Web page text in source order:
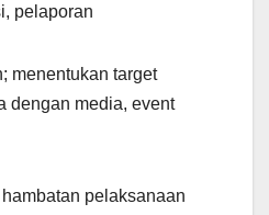
pelaporan
menentukan target
dengan media, event
pelaksanaan